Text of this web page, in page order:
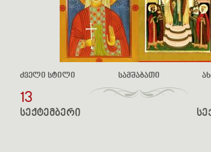
ძველი სტილი
13
სექტემბერი
სამშაბათი